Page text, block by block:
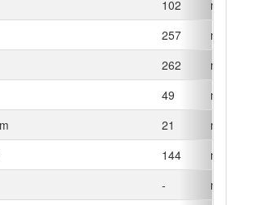
102
mg
257
mg
262
mg
49
mg
21
mg
144
mg
-
mg